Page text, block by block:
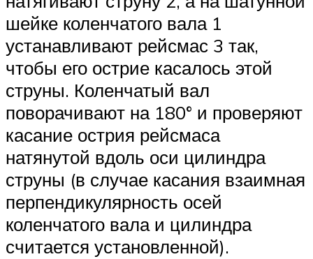
шейке коленчатого вала 1
устанавливают рейсмас 3 так,
чтобы его острие касалось этой
струны. Коленчатый вал
поворачивают на 180° и проверяют
касание острия рейсмаса
натянутой вдоль оси цилиндра
струны (в случае касания взаимная
перпендикулярность осей
коленчатого вала и цилиндра
считается установленной).